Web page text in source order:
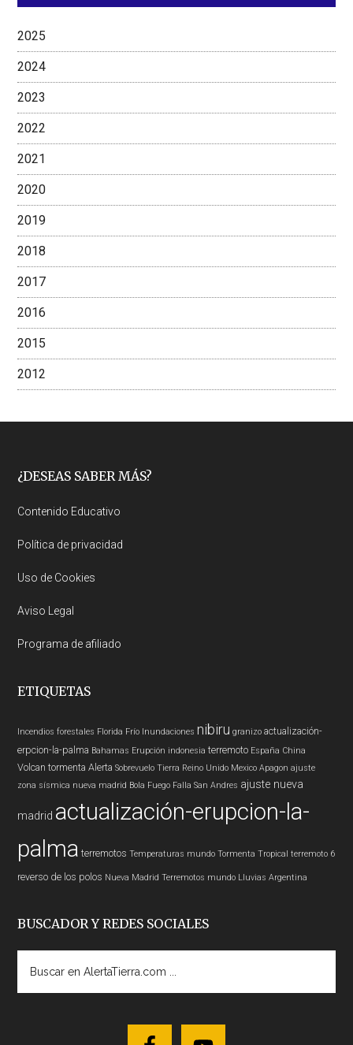
2025
2024
2023
2022
2021
2020
2019
2018
2017
2016
2015
2012
Footer
¿DESEAS SABER MÁS?
Contenido Educativo
Política de privacidad
Uso de Cookies
Aviso Legal
Programa de afiliado
ETIQUETAS
Incendios forestales Florida Frío Inundaciones nibiru granizo actualización-
erpcion-la-palma Bahamas Erupción indonesia terremoto España China
Volcan tormenta Alerta Sobrevuelo Tierra Reino Unido Mexico Apagon ajuste
zona sísmica nueva madrid Bola Fuego Falla San Andres ajuste nueva
madrid actualización-erupcion-la-
palma terremotos Temperaturas mundo Tormenta Tropical terremoto 6
reverso de los polos Nueva Madrid Terremotos mundo Lluvias Argentina
BUSCADOR Y REDES SOCIALES
AlertaTierra.com